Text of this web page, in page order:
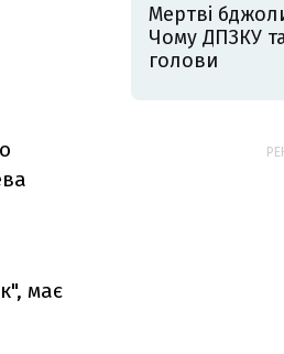
має
Мертві
Чому ДПЗКУ
голови